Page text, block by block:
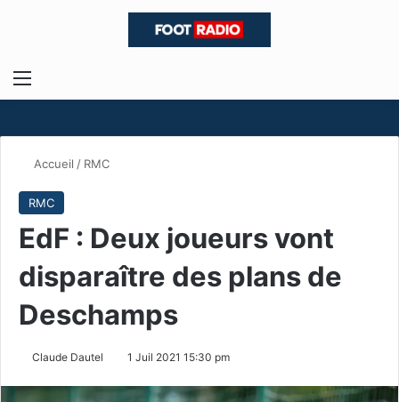
Menu
Accueil / RMC
RMC
EdF : Deux joueurs vont
disparaître des plans de
Deschamps
Claude Dautel 1 Juil 2021 15:30 pm